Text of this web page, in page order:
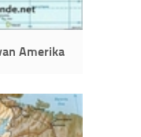
Amerika